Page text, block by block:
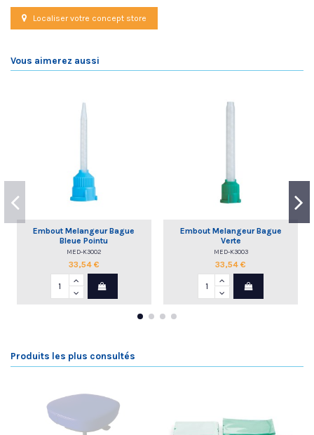
Localiser votre concept store
Vous aimerez aussi
Embout Melangeur Bague
Bleue Pointu
MED-K3002
33,54 €
Embout Melangeur Bague
Verte
MED-K3003
33,54 €
Produits les plus consultés